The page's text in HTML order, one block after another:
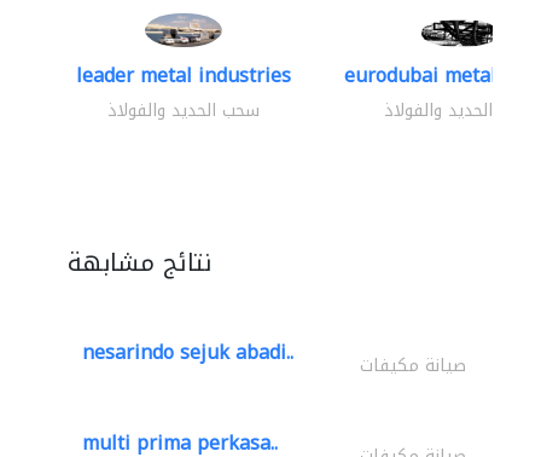
leader metal industries
سحب الحديد والفولاذ
eurodubai metal
سحب الحديد والفولاذ
نتائج مشابهة
nesarindo sejuk abadi.. صيانة مكيفات
multi prima perkasa..